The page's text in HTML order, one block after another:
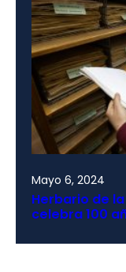
Mayo 6, 2024
Herbario de
celebra 100